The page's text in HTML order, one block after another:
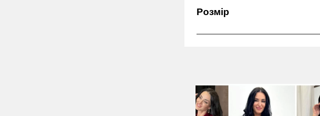
Розмір